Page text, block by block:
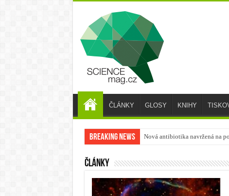
ČLÁNKY GLOSY KNIHY
Breaking News Nová antibiotika navržená na
Články